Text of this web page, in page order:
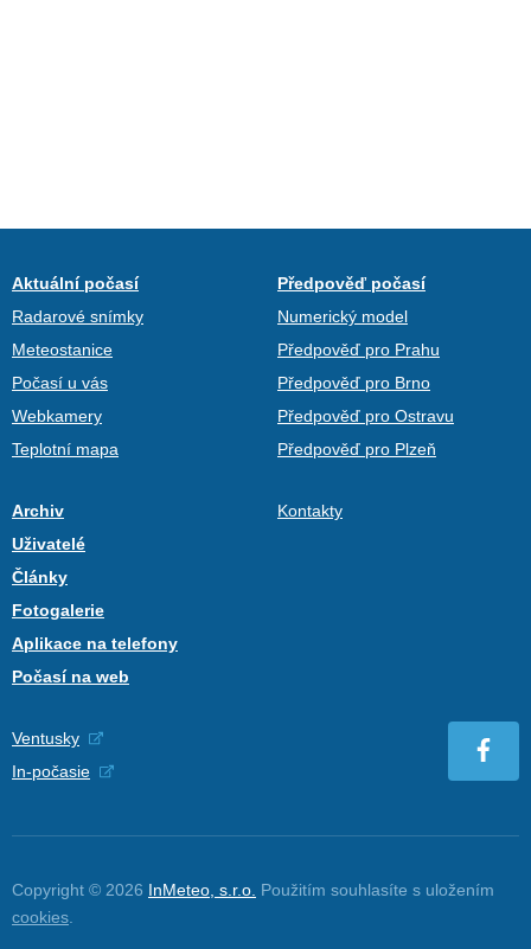
Aktuální počasí
Radarové snímky
Meteostanice
Počasí u vás
Webkamery
Teplotní mapa
Předpověď počasí
Numerický model
Předpověď pro Prahu
Předpověď pro Brno
Předpověď pro Ostravu
Předpověď pro Plzeň
Archiv
Uživatelé
Články
Fotogalerie
Aplikace na telefony
Počasí na web
Kontakty
Ventusky
In-počasie
Copyright © 2026 InMeteo, s.r.o. Použitím souhlasíte s uložením
cookies